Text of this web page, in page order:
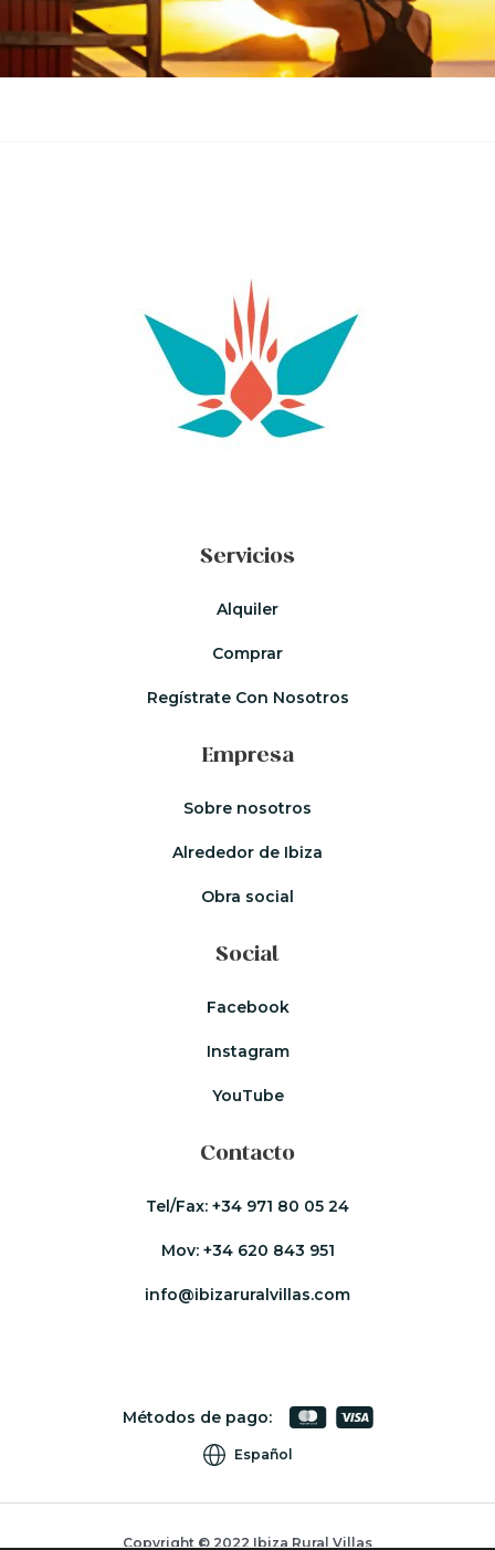
Servicios
Alquiler
Comprar
Regístrate Con Nosotros
Empresa
Sobre nosotros
Alrededor de Ibiza
Obra social
Social
Facebook
Instagram
YouTube
Contacto
Tel/Fax: +34 971 80 05 24
Mov: +34 620 843 951
info@ibizaruralvillas.com
Métodos de pago:
Español
Copyright © 2022 Ibiza Rural Villas